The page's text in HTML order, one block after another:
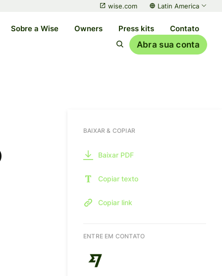
wise.com Latin America
Sobre a Wise Owners Press kits Contato
Abra sua conta
BAIXAR & COPIAR
Baixar PDF
Copiar texto
Copiar link
ENTRE EM CONTATO